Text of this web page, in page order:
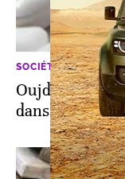
SOCIÉTÉ
Oujda:
dans un